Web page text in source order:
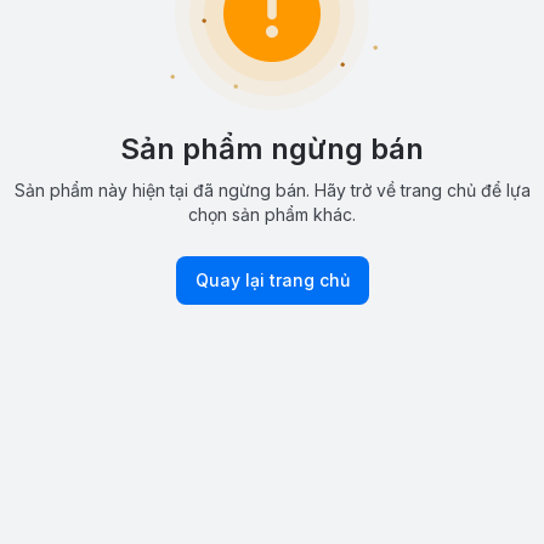
Sản phẩm ngừng bán
Sản phẩm này hiện tại đã ngừng bán. Hãy trở về trang chủ để lựa
chọn sản phẩm khác.
Quay lại trang chủ